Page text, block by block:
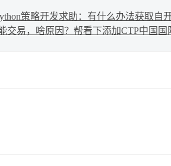
策略开发求助：有什么办法获取自
易，啥原因？ 帮看下添加CTP中国国